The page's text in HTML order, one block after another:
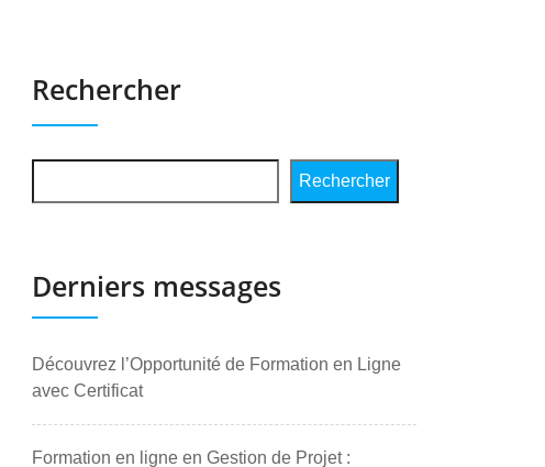
Rechercher
Rechercher
Derniers messages
Découvrez l’Opportunité de Formation en Ligne
avec Certificat
Formation en ligne en Gestion de Projet :